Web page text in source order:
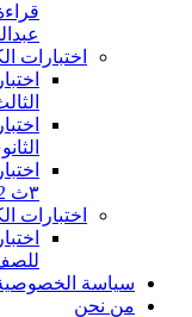
اختبارات
الثالث
٣ث 2022 بالنظام الجديد
اختبارات
للصف
سياسة
من نحن